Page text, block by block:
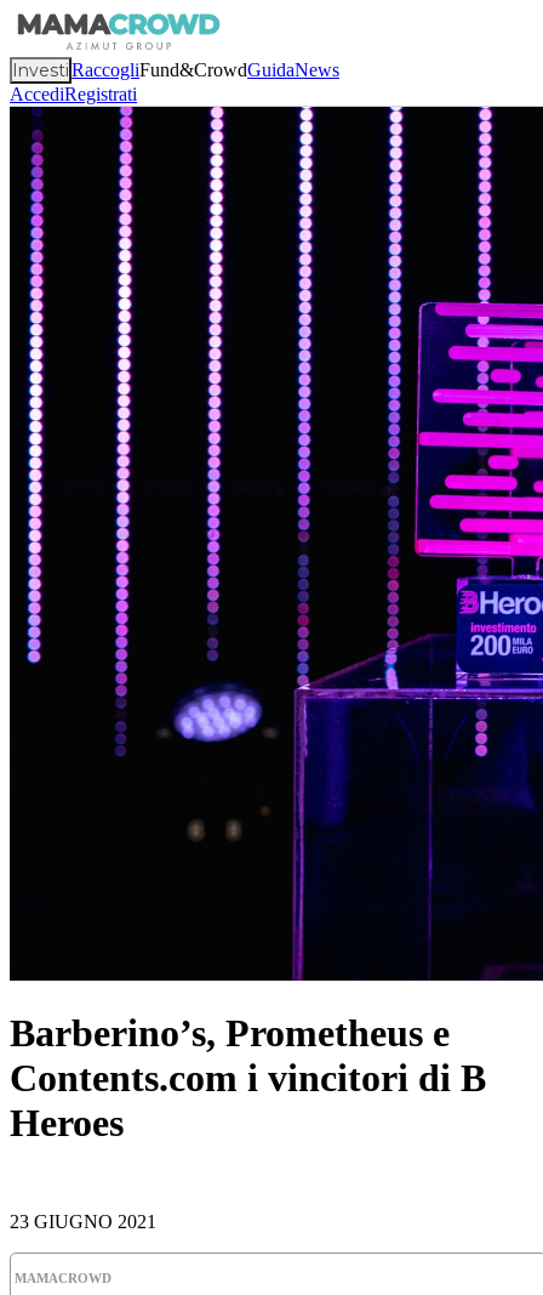
InvestiRaccogliFund&CrowdGuidaNews
AccediRegistrati
Barberino’s, Prometheus e
Contents.com i vincitori di B
Heroes
23 GIUGNO 2021
MAMACROWD